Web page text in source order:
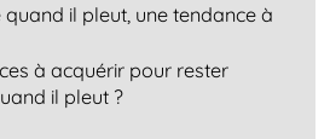
il pleut, une tendance à
à acquérir pour rester
il pleut ?